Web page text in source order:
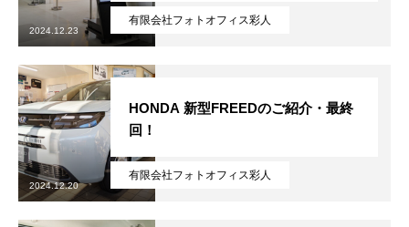
有限会社フォトオフィス彩人
2024.12.23
有限会社フォトオフィス彩人
HONDA 新型FREEDのご紹介・最終
回！
2024.12.20